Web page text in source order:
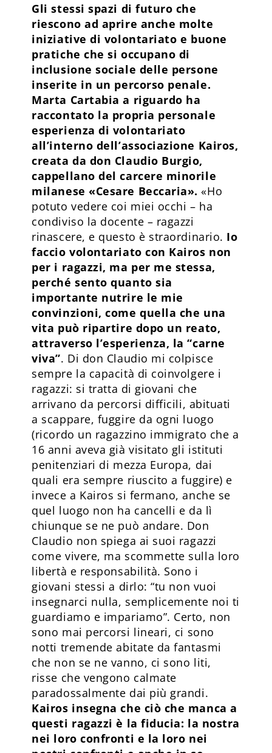
Gli stessi spazi di futuro che
riescono ad aprire anche molte
iniziative di volontariato e buone
pratiche che si occupano di
inclusione sociale delle persone
inserite in un percorso penale.
Marta Cartabia a riguardo ha
raccontato la propria personale
esperienza di volontariato
all’interno dell’associazione Kairos,
creata da don Claudio Burgio,
cappellano del carcere minorile
milanese «Cesare Beccaria». «Ho
potuto vedere coi miei occhi – ha
condiviso la docente – ragazzi
rinascere, e questo è straordinario. Io
faccio volontariato con Kairos non
per i ragazzi, ma per me stessa,
perché sento quanto sia
importante nutrire le mie
convinzioni, come quella che una
vita può ripartire dopo un reato,
attraverso l’esperienza, la “carne
viva”. Di don Claudio mi colpisce
sempre la capacità di coinvolgere i
ragazzi: si tratta di giovani che
arrivano da percorsi difficili, abituati
a scappare, fuggire da ogni luogo
(ricordo un ragazzino immigrato che a
16 anni aveva già visitato gli istituti
penitenziari di mezza Europa, dai
quali era sempre riuscito a fuggire) e
invece a Kairos si fermano, anche se
quel luogo non ha cancelli e da lì
chiunque se ne può andare. Don
Claudio non spiega ai suoi ragazzi
come vivere, ma scommette sulla loro
libertà e responsabilità. Sono i
giovani stessi a dirlo: “tu non vuoi
insegnarci nulla, semplicemente noi ti
guardiamo e impariamo”. Certo, non
sono mai percorsi lineari, ci sono
notti tremende abitate da fantasmi
che non se ne vanno, ci sono liti,
risse che vengono calmate
paradossalmente dai più grandi.
Kairos insegna che ciò che manca a
questi ragazzi è la fiducia: la nostra
nei loro confronti e la loro nei